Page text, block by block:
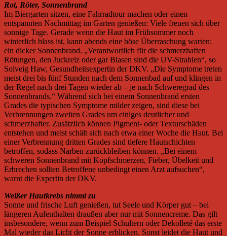
Rot, Röter, Sonnenbrand
Im Biergarten sitzen, eine Fahrradtour machen oder einen
entspannten Nachmittag im Garten genießen: Viele freuen sich über
sonnige Tage. Gerade wenn die Haut im Frühsommer noch
winterlich blass ist, kann abends eine böse Überraschung warten:
ein dicker Sonnenbrand. „Verantwortlich für die schmerzhaften
Rötungen, den Juckreiz oder gar Blasen sind die UV-Strahlen“, so
Solveig Haw, Gesundheitsexpertin der DKV. „Die Symptome treten
meist drei bis fünf Stunden nach dem Sonnenbad auf und klingen in
der Regel nach drei Tagen wieder ab – je nach Schweregrad des
Sonnenbrands.“ Während sich bei einem Sonnenbrand ersten
Grades die typischen Symptome milder zeigen, sind diese bei
Verbrennungen zweiten Grades um einiges deutlicher und
schmerzhafter. Zusätzlich können Pigment- oder Texturschäden
entstehen und meist schält sich nach etwa einer Woche die Haut. Bei
einer Verbrennung dritten Grades sind tiefere Hautschichten
betroffen, sodass Narben zurückbleiben können. „Bei einem
schweren Sonnenbrand mit Kopfschmerzen, Fieber, Übelkeit und
Erbrechen sollten Betroffene unbedingt einen Arzt aufsuchen“,
warnt die Expertin der DKV.
Weißer Hautkrebs nimmt zu
Sonne und frische Luft genießen, tut Seele und Körper gut – bei
längeren Aufenthalten draußen aber nur mit Sonnencreme. Das gilt
insbesondere, wenn zum Beispiel Schultern oder Dekolleté das erste
Mal wieder das Licht der Sonne erblicken. Sonst leidet die Haut und